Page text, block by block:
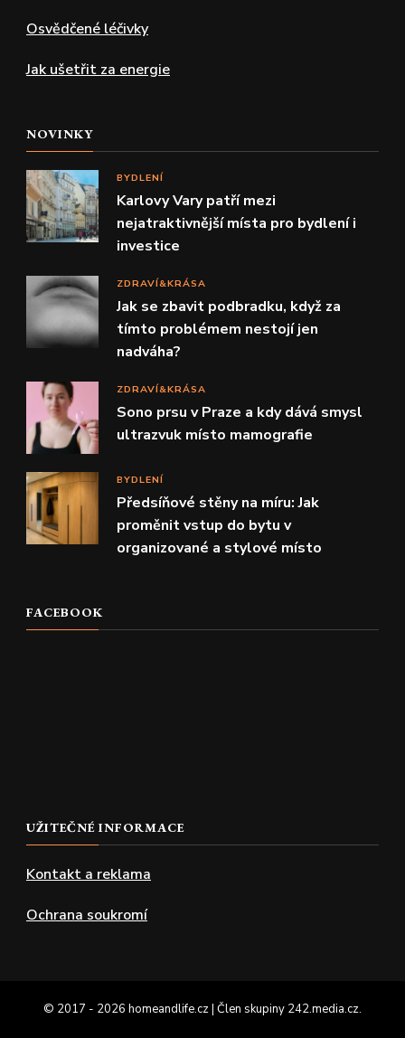
Osvědčené léčivky
Jak ušetřit za energie
NOVINKY
BYDLENÍ
Karlovy Vary patří mezi
nejatraktivnější místa pro bydlení i
investice
ZDRAVÍ&KRÁSA
Jak se zbavit podbradku, když za
tímto problémem nestojí jen
nadváha?
ZDRAVÍ&KRÁSA
Sono prsu v Praze a kdy dává smysl
ultrazvuk místo mamografie
BYDLENÍ
Předsíňové stěny na míru: Jak
proměnit vstup do bytu v
organizované a stylové místo
FACEBOOK
UŽITEČNÉ INFORMACE
Kontakt a reklama
Ochrana soukromí
© 2017 - 2026 homeandlife.cz | Člen skupiny 242.media.cz.